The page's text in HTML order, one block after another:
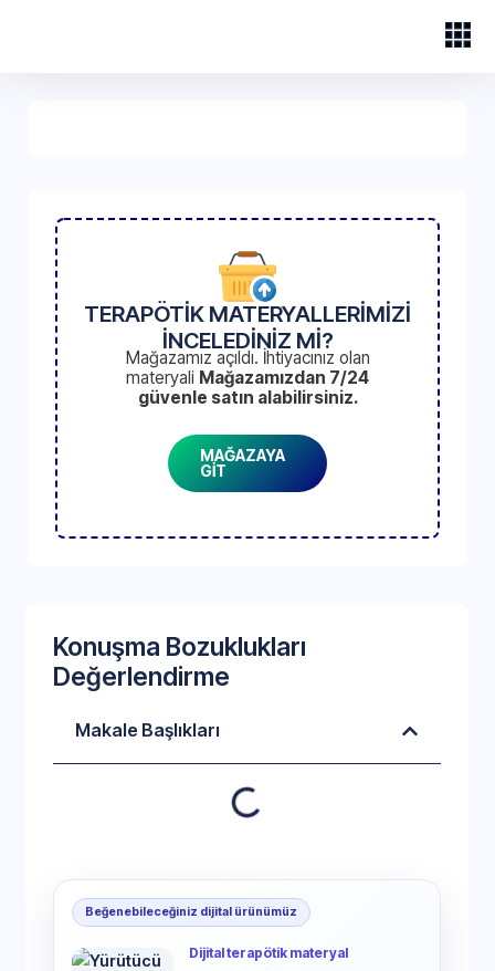
TERAPÖTİK MATERYALLERİMİZİ
İNCELEDİNİZ Mİ?
Mağazamız açıldı. İhtiyacınız olan
materyali Mağazamızdan 7/24
güvenle satın alabilirsiniz.
MAĞAZAYA
GİT
Konuşma Bozuklukları
Değerlendirme
Makale Başlıkları
Beğenebileceğiniz dijital ürünümüz
Dijital terapötik materyal